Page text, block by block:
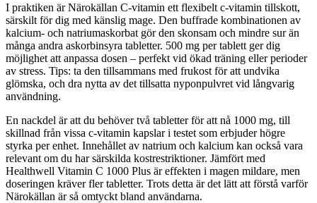
I praktiken är Närokällan C-vitamin ett flexibelt c-vitamin tillskott,
särskilt för dig med känslig mage. Den buffrade kombinationen av
kalcium- och natriumaskorbat gör den skonsam och mindre sur än
många andra askorbinsyra tabletter. 500 mg per tablett ger dig
möjlighet att anpassa dosen – perfekt vid ökad träning eller perioder
av stress. Tips: ta den tillsammans med frukost för att undvika
glömska, och dra nytta av det tillsatta nyponpulvret vid långvarig
användning.
En nackdel är att du behöver två tabletter för att nå 1000 mg, till
skillnad från vissa c-vitamin kapslar i testet som erbjuder högre
styrka per enhet. Innehållet av natrium och kalcium kan också vara
relevant om du har särskilda kostrestriktioner. Jämfört med
Healthwell Vitamin C 1000 Plus är effekten i magen mildare, men
doseringen kräver fler tabletter. Trots detta är det lätt att förstå varför
Närokällan är så omtyckt bland användarna.